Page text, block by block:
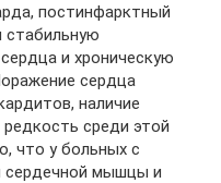
постинфарктный
стабильную
и хроническую
сердца
наличие
среди этой
что у больных с
сердечной мышцы и